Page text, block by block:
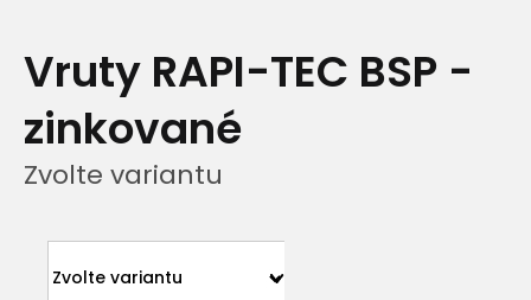
Vruty RAPI-TEC BSP -
zinkované
Zvolte variantu